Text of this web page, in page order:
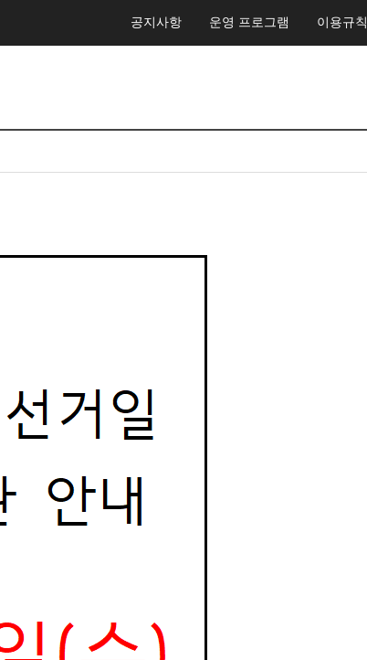
공지사항 운영 프로그램 이용규칙